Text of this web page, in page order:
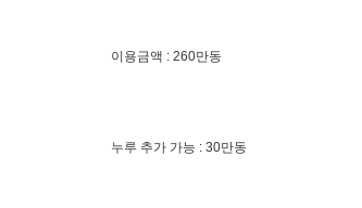
이용금액 : 260만동
누루 추가 가능 : 30만동